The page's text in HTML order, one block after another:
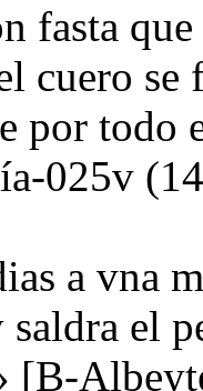
fasta
cuero se
por todo
025v
a vna
saldra el
[B-